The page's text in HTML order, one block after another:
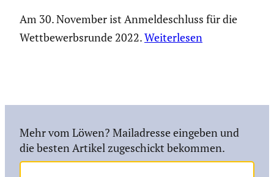
Am 30. November ist Anmeldeschluss für die
Wettbewerbsrunde 2022.Weiterlesen
Mehr vom Löwen? Mailadresse eingeben und
die besten Artikel zugeschickt bekommen.